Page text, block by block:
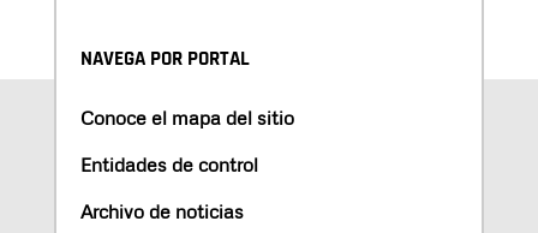
NAVEGA POR PORTAL
Conoce el mapa del sitio
Entidades de control
Archivo de noticias